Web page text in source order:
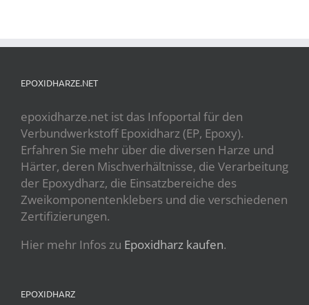
EPOXIDHARZE.NET
epoxidharze.net ist das Infoportal für den
Verbundwerkstoff Epoxidharz (EP, Epoxy).
Erfahren Sie mehr über die diversen Harze und
Härter, deren Mischverhältnisse, die Verarbeitung
der Epoxydharz, die Einsatzbereiche des
Zweikomponentenklebers und die verschiedenen
Zertifizierungen.
Hier mehr Infos zu Epoxidharz kaufen.
EPOXIDHARZ